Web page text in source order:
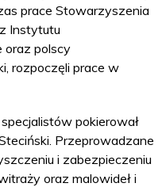
prace Stowarzyszenia
Instytutu
oraz polscy
rozpoczęli prace w
pokierował
Przeprowadzane
i zabezpieczeniu
oraz malowideł i